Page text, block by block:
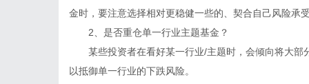
金时，要注意选择相对更稳健一些的、契合自己风险承
2、是否重仓单一行业主题基金？
某些投资者在看好某一行业/主题时，会倾向将大部
以抵御单一行业的下跌风险。